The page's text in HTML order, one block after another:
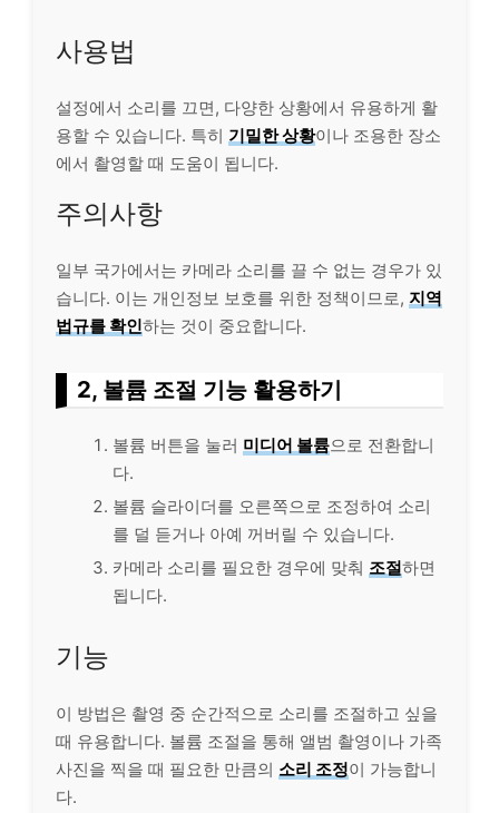
사용법
설정에서 소리를 끄면, 다양한 상황에서 유용하게 활
용할 수 있습니다. 특히 기밀한 상황이나 조용한 장소
에서 촬영할 때 도움이 됩니다.
주의사항
일부 국가에서는 카메라 소리를 끌 수 없는 경우가 있
습니다. 이는 개인정보 보호를 위한 정책이므로, 지역
법규를 확인하는 것이 중요합니다.
2, 볼륨 조절 기능 활용하기
볼륨 버튼을 눌러 미디어 볼륨으로 전환합니
다.
볼륨 슬라이더를 오른쪽으로 조정하여 소리
를 덜 듣거나 아예 꺼버릴 수 있습니다.
카메라 소리를 필요한 경우에 맞춰 조절하면
됩니다.
기능
이 방법은 촬영 중 순간적으로 소리를 조절하고 싶을
때 유용합니다. 볼륨 조절을 통해 앨범 촬영이나 가족
사진을 찍을 때 필요한 만큼의 소리 조정이 가능합니
다.